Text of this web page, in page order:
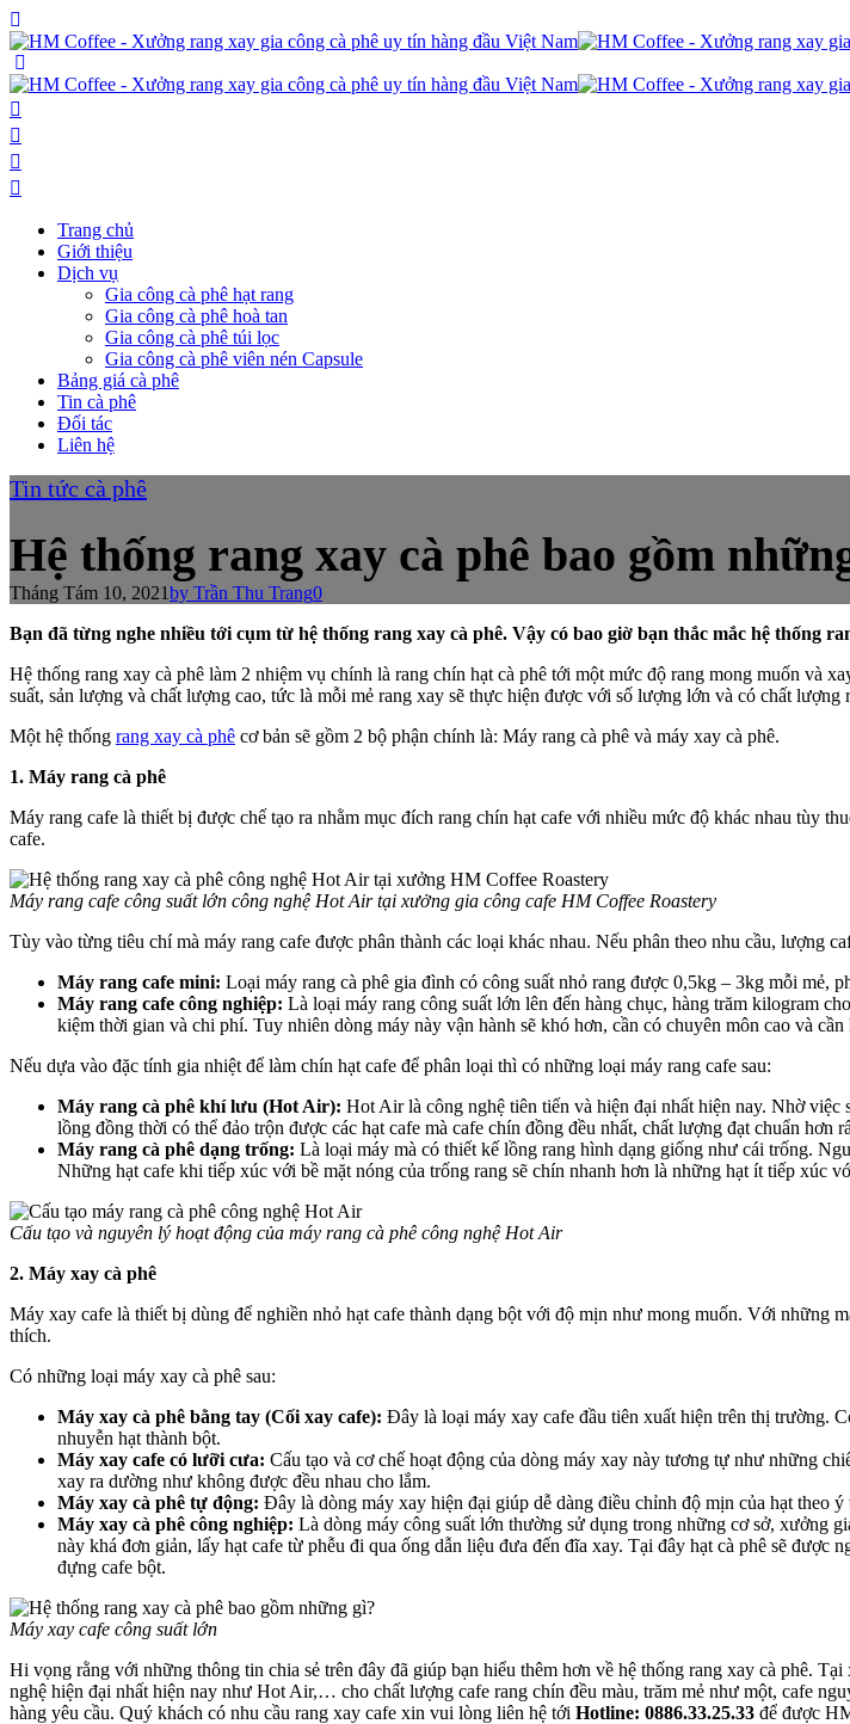
Trang chủ
Giới thiệu
Dịch vụ
Gia công cà phê hạt rang
Gia công cà phê hoà tan
Gia công cà phê túi lọc
Gia công cà phê viên nén Capsule
Bảng giá cà phê
Tin cà phê
Đối tác
Liên hệ
Tin tức cà phê
Hệ thống rang xay cà phê bao gồm
Tháng Tám 10, 2021by Trần Thu Trang0
Bạn đã từng nghe nhiều tới cụm từ hệ thống rang xay cà phê. Vậy có bao giờ bạn thắc mắc hệ thống
Hệ thống rang xay cà phê làm 2 nhiệm vụ chính là rang chín hạt cà phê tới một mức độ rang mong muốn và
suất, sản lượng và chất lượng cao, tức là mỗi mẻ rang xay sẽ thực hiện được với số lượng lớn và có chất
Một hệ thống rang xay cà phê cơ bản sẽ gồm 2 bộ phận chính là: Máy rang cà phê và máy xay cà phê.
1. Máy rang cà phê
Máy rang cafe là thiết bị được chế tạo ra nhằm mục đích rang chín hạt cafe với nhiều mức độ khác nhau tùy
cafe.
Máy rang cafe công suất lớn công nghệ Hot Air tại xưởng gia công cafe HM Coffee Roastery
Tùy vào từng tiêu chí mà máy rang cafe được phân thành các loại khác nhau. Nếu phân theo nhu cầu, lượng
Máy rang cafe mini: Loại máy rang cà phê gia đình có công suất nhỏ rang được 0,5kg – 3kg mỗi mẻ,
Máy rang cafe công nghiệp: Là loại máy rang công suất lớn lên đến hàng chục, hàng trăm kilogram
kiệm thời gian và chi phí. Tuy nhiên dòng máy này vận hành sẽ khó hơn, cần có chuyên môn cao và
Nếu dựa vào đặc tính gia nhiệt để làm chín hạt cafe để phân loại thì có những loại máy rang cafe sau:
Máy rang cà phê khí lưu (Hot Air): Hot Air là công nghệ tiên tiến và hiện đại nhất hiện nay. Nhờ
lồng đồng thời có thể đảo trộn được các hạt cafe mà cafe chín đồng đều nhất, chất lượng đạt chuẩn hơn
Máy rang cà phê dạng trống: Là loại máy mà có thiết kế lồng rang hình dạng giống như cái trống.
Những hạt cafe khi tiếp xúc với bề mặt nóng của trống rang sẽ chín nhanh hơn là những hạt ít tiếp xúc
Cấu tạo và nguyên lý hoạt động của máy rang cà phê công nghệ Hot Air
2. Máy xay cà phê
Máy xay cafe là thiết bị dùng để nghiền nhỏ hạt cafe thành dạng bột với độ mịn như mong muốn. Với những
thích.
Có những loại máy xay cà phê sau:
Máy xay cà phê bằng tay (Cối xay cafe): Đây là loại máy xay cafe đầu tiên xuất hiện trên thị trường.
nhuyễn hạt thành bột.
Máy xay cafe có lưỡi cưa: Cấu tạo và cơ chế hoạt động của dòng máy xay này tương tự như những
xay ra dường như không được đều nhau cho lắm.
Máy xay cà phê tự động: Đây là dòng máy xay hiện đại giúp dễ dàng điều chỉnh độ mịn của hạt theo
Máy xay cà phê công nghiệp: Là dòng máy công suất lớn thường sử dụng trong những cơ sở, xưởng
này khá đơn giản, lấy hạt cafe từ phễu đi qua ống dẫn liệu đưa đến đĩa xay. Tại đây hạt cà phê sẽ
đựng cafe bột.
Máy xay cafe công suất lớn
Hi vọng rằng với những thông tin chia sẻ trên đây đã giúp bạn hiểu thêm hơn về hệ thống rang xay cà phê.
nghệ hiện đại nhất hiện nay như Hot Air,… cho chất lượng cafe rang chín đều màu, trăm mẻ như một, cafe
hàng yêu cầu. Quý khách có nhu cầu rang xay cafe xin vui lòng liên hệ tới Hotline: 0886.33.25.33 để được